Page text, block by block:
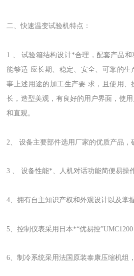
二、快速温变试验机特点：
1 、 试验箱结构设计*合理，配套产品和
能够适 应长期、稳定、安全、可靠的生
事上述用途的加工生产要 求，且使用、
长，造型美观，有良好的用户界面，使
和直观。
2、 设备主要部件选用厂家的优质产品，
3 、 设备性能*、人机对话功能简便易操
4、拥有自主知识产权和外观设计以及掌
5、控制仪表采用日本*“优易控
6、制冷系统采用法国原装泰康压缩机组